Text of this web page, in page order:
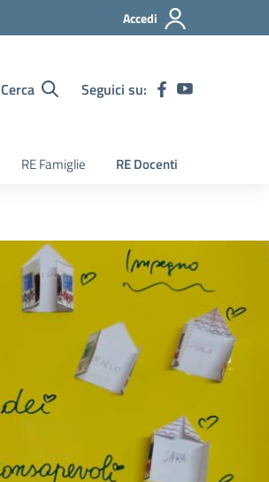
Accedi
Cerca Seguici su:
RE Famiglie RE Docenti